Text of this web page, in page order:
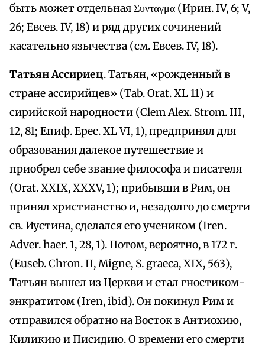
быть может отдeльная Συνταγμα (Ирин. IV, 6; V,
26; Евсев. IV, 18) и ряд других сочинений
касательно язычества (см. Евсев. IV, 18).
Татьян Ассириец. Татьян, «рожденный в
стране ассирийцев» (Tab. Orat. XL 11) и
сирийской народности (Clem Alex. Strom. III,
12, 81; Епиф. Epec. XL VI, 1), предпринял для
образования далекое путешествие и
приобрел себе звание философа и писателя
(Orat. XXIX, XXXV, 1); прибывши в Рим, он
принял христианство и, незадолго до смерти
св. Иустина, сделался его учеником (Iren.
Adver. haer. 1, 28, 1). Потом, вероятно, в 172 г.
(Euseb. Chron. II, Migne, S. graeca, XIX, 563),
Татьян вышел из Церкви и стал гностиком-
энкратитом (Iren, ibid). Он покинул Рим и
отправился обратно на Восток в Антиохию,
Киликию и Писидию. О времени его смерти